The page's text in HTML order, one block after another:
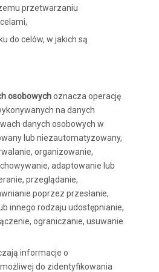
przetwarzaniu
do celów, w jakich są
osobowychoznacza operację
na danych
danych osobowych w
lub niezautomatyzowany,
organizowanie,
adaptowanie lub
przeglądanie,
poprzez przesłanie,
innego rodzaju udostępnianie,
ograniczanie, usuwanie
informacje o
do zidentyfikowania